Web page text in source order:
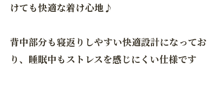
けても快適な着け心地♪
背中部分も寝返りしやすい快適設計になってお
り、睡眠中もストレスを感じにくい仕様です